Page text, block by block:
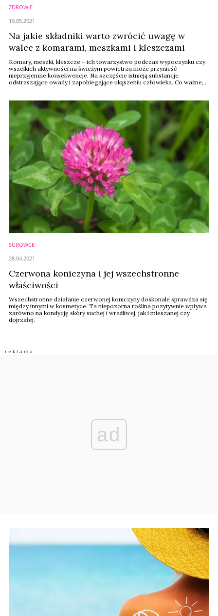
ZDROWIE
Na jakie składniki warto zwrócić uwagę w
walce z komarami, meszkami i kleszczami
Komary, meszki, kleszcze – ich towarzystwo podczas wypoczynku czy
wszelkich aktywności na świeżym powietrzu może przynieść
nieprzyjemne konsekwencje. Na szczęście istnieją substancje
odstraszające owady i zapobiegające ukąszeniu człowieka. Co ważne,
19.05.2021
SUROWCE
Czerwona koniczyna i jej wszechstronne
właściwości
Wszechstronne działanie czerwonej koniczyny doskonale sprawdza się
między innymi w kosmetyce. Ta niepozorna roślina pozytywnie wpływa
zarówno na kondycję skóry suchej i wrażliwej, jak i mieszanej czy
dojrzałej.
28.04.2021
ad